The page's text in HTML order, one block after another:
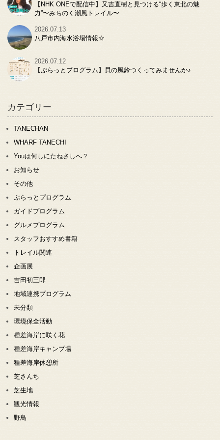
【NHK ONEで配信中】又吉直樹と見つける“歩く東北の魅
力”〜みちのく潮風トレイル〜
2026.07.13
八戸市内海水浴場情報☆
2026.07.12
【ぷらっとプログラム】貝の風鈴つくってみませんか♪
カテゴリー
TANECHAN
WHARF TANECHI
Youは何しにたねさしへ？
お知らせ
その他
ぷらっとプログラム
ガイドプログラム
グルメプログラム
スタッフおすすめ書籍
トレイル関連
企画展
吉田初三郎
地域連携プログラム
未分類
環境保全活動
種差海岸に咲く花
種差海岸キャンプ場
種差海岸休憩所
芝さんち
芝生地
観光情報
野鳥